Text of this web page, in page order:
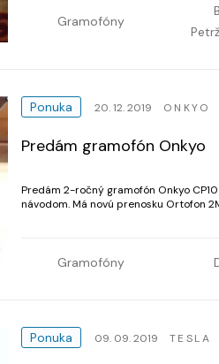
Gramofóny
Ponuka 20. 12. 2019 ONKYO
Predám gramofón Onkyo
Predám 2-ročný gramofón Onkyo
návodom. Má novú prenosku Ortofon
Gramofóny
Ponuka 09. 09. 2019 TESLA